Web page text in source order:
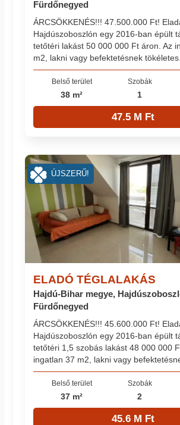
Fürdőnegyed
ÁRCSÖKKENÉS!!! 47.500.000 Ft!
Hajdúszoboszlón egy 2016-ban épült
tetőtéri lakást 50 000 000 Ft áron. Az
m2, lakni vagy befektetésnek
Belső terület
38 m²
Szobák
1
47.5 M Ft
ELADÓ TÉGLALAKÁS
Hajdú-Bihar megye,
Fürdőnegyed
ÁRCSÖKKENÉS!!! 45.600.000 Ft!
Hajdúszoboszlón egy 2016-ban épült
tetőtéri 1,5 szobás lakást 48 000 000
ingatlan 37 m2, lakni vagy
Belső terület
37 m²
Szobák
2
45.6 M Ft
ÚJSZERŰ!